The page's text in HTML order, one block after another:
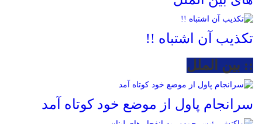
تکذیب آن اشتباه !!
:: بین الملل
سرانجام پاول از موضع خود کوتاه آمد